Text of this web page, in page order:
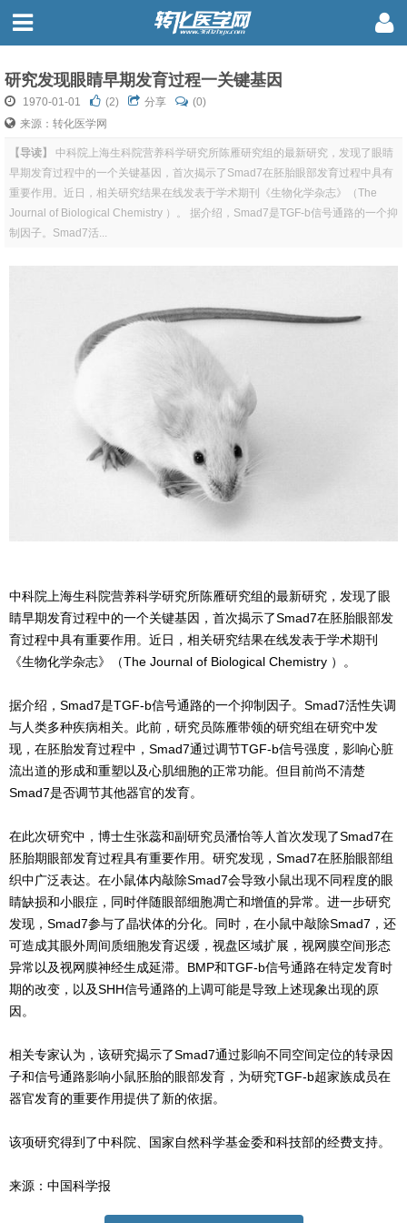
研究发现眼睛早期发育过程一关键基因
1970-01-01 (2) 分享
(0)
来源：转化医学网
【导读】
中科院上海生科院营养科学研究所陈雁研究组的最新研究，发现了眼睛
早期发育过程中的一个关键基因，首次揭示了Smad7在胚胎眼部发育过程中具有
重要作用。近日，相关研究结果在线发表于学术期刊《生物化学杂志》（The
Journal of Biological Chemistry ）。 据介绍，Smad7是TGF-b信号通路的一个抑
制因子。Smad7活...
中科院上海生科院营养科学研究所陈雁研究组的最新研究，发现了眼
睛早期发育过程中的一个关键基因，首次揭示了Smad7在胚胎眼部发
育过程中具有重要作用。近日，相关研究结果在线发表于学术期刊
《生物化学杂志》（The Journal of Biological Chemistry ）。
据介绍，Smad7是TGF-b信号通路的一个抑制因子。Smad7活性失调
与人类多种疾病相关。此前，研究员陈雁带领的研究组在研究中发
现，在胚胎发育过程中，Smad7通过调节TGF-b信号强度，影响心脏
流出道的形成和重塑以及心肌细胞的正常功能。但目前尚不清楚
Smad7是否调节其他器官的发育。
在此次研究中，博士生张蕊和副研究员潘怡等人首次发现了Smad7在
胚胎期眼部发育过程具有重要作用。研究发现，Smad7在胚胎眼部组
织中广泛表达。在小鼠体内敲除Smad7会导致小鼠出现不同程度的眼
睛缺损和小眼症，同时伴随眼部细胞凋亡和增值的异常。进一步研究
发现，Smad7参与了晶状体的分化。同时，在小鼠中敲除Smad7，还
可造成其眼外周间质细胞发育迟缓，视盘区域扩展，视网膜空间形态
异常以及视网膜神经生成延滞。BMP和TGF-b信号通路在特定发育时
期的改变，以及SHH信号通路的上调可能是导致上述现象出现的原
因。
相关专家认为，该研究揭示了Smad7通过影响不同空间定位的转录因
子和信号通路影响小鼠胚胎的眼部发育，为研究TGF-b超家族成员在
器官发育的重要作用提供了新的依据。
该项研究得到了中科院、国家自然科学基金委和科技部的经费支持。
来源：中国科学报